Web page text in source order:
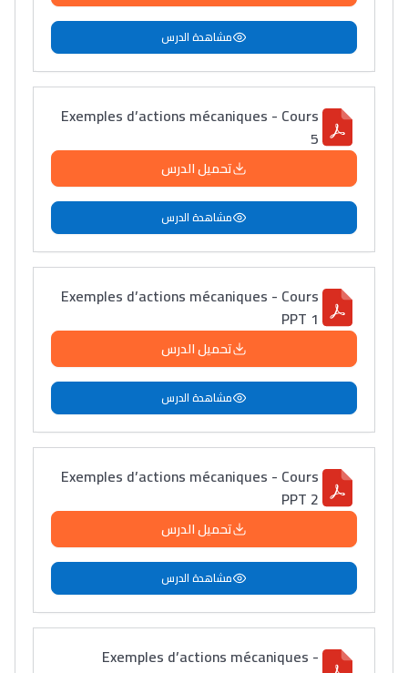
مشاهدة الدرس
Exemples d’actions mécaniques - Cours
5
تحميل الدرس
مشاهدة الدرس
Exemples d’actions mécaniques - Cours
PPT 1
تحميل الدرس
مشاهدة الدرس
Exemples d’actions mécaniques - Cours
PPT 2
تحميل الدرس
مشاهدة الدرس
Exemples d’actions mécaniques -